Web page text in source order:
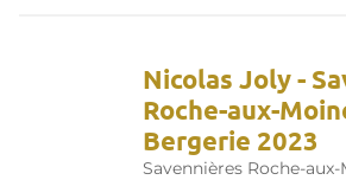
Nicolas Joly -
Roche-aux-
Bergerie 2023
Savennières Roche-aux-